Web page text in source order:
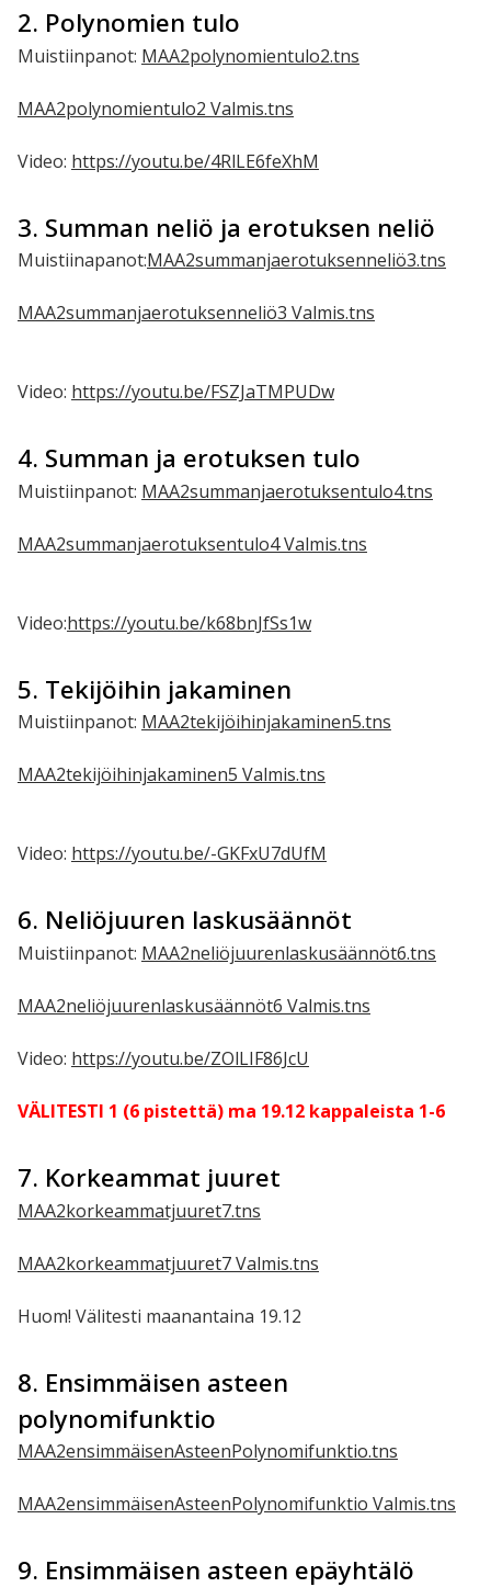
2. Polynomien tulo
Muistiinpanot: MAA2polynomientulo2.tns
MAA2polynomientulo2 Valmis.tns
Video: https://youtu.be/4RlLE6feXhM
3. Summan neliö ja erotuksen neliö
Muistiinapanot:MAA2summanjaerotuksenneliö3.tns
MAA2summanjaerotuksenneliö3 Valmis.tns
Video: https://youtu.be/FSZJaTMPUDw
4. Summan ja erotuksen tulo
Muistiinpanot: MAA2summanjaerotuksentulo4.tns
MAA2summanjaerotuksentulo4 Valmis.tns
Video:https://youtu.be/k68bnJfSs1w
5. Tekijöihin jakaminen
Muistiinpanot: MAA2tekijöihinjakaminen5.tns
MAA2tekijöihinjakaminen5 Valmis.tns
Video: https://youtu.be/-GKFxU7dUfM
6. Neliöjuuren laskusäännöt
Muistiinpanot: MAA2neliöjuurenlaskusäännöt6.tns
MAA2neliöjuurenlaskusäännöt6 Valmis.tns
Video: https://youtu.be/ZOlLIF86JcU
VÄLITESTI 1 (6 pistettä) ma 19.12 kappaleista 1-6
7. Korkeammat juuret
MAA2korkeammatjuuret7.tns
MAA2korkeammatjuuret7 Valmis.tns
Huom! Välitesti maanantaina 19.12
8. Ensimmäisen asteen
polynomifunktio
MAA2ensimmäisenAsteenPolynomifunktio.tns
MAA2ensimmäisenAsteenPolynomifunktio Valmis.tns
9. Ensimmäisen asteen epäyhtälö